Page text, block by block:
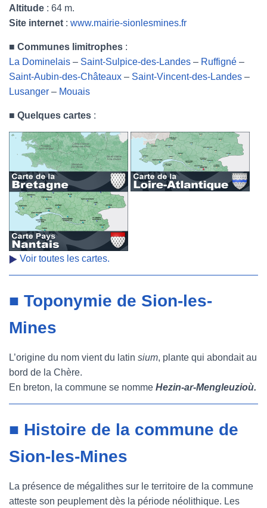
Altitude : 64 m.
Site internet : www.mairie-sionlesmines.fr
■ Communes limitrophes :
La Dominelais – Saint-Sulpice-des-Landes – Ruffigné –
Saint-Aubin-des-Châteaux – Saint-Vincent-des-Landes –
Lusanger – Mouais
■ Quelques cartes :
Voir toutes les cartes.
■ Toponymie de Sion-les-
Mines
L’origine du nom vient du latin sium, plante qui abondait au
bord de la Chère.
En breton, la commune se nomme Hezin-ar-Mengleuzioù.
■ Histoire de la commune de
Sion-les-Mines
La présence de mégalithes sur le territoire de la commune
atteste son peuplement dès la période néolithique. Les